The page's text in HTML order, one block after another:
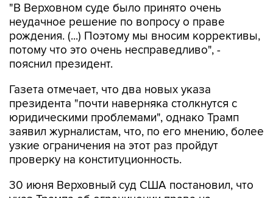
"В Верховном суде было принято очень
неудачное решение по вопросу о праве
рождения. (...) Поэтому мы вносим коррективы,
потому что это очень несправедливо", -
пояснил президент.
Газета отмечает, что два новых указа
президента "почти наверняка столкнутся с
юридическими проблемами", однако Трамп
заявил журналистам, что, по его мнению, более
узкие ограничения на этот раз пройдут
проверку на конституционность.
30 июня Верховный суд США постановил, что